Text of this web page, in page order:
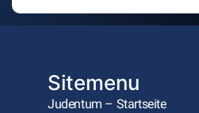
Sitemenu
Judentum – Startseite